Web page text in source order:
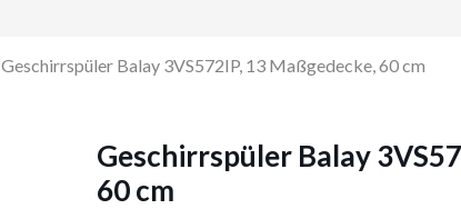
Geschirrspüler Balay 3VS572IP, 13 Maßgedecke, 60 cm
Geschirrspüler Balay
60 cm